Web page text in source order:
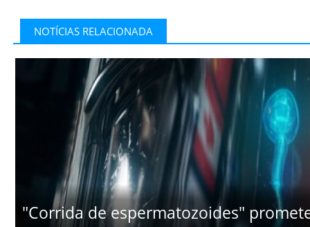
NOTÍCIAS RELACIONADA
"Corrida de espermatozoides"